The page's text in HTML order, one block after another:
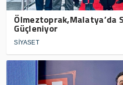
Ölmeztoprak,Malatya’da
Güçleniyor
SİYASET